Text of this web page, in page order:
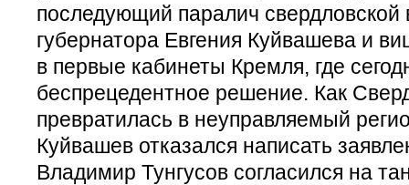
последующий паралич свердловской
губернатора Евгения Куйвашева и
в первые кабинеты Кремля, где
беспрецедентное решение. Как
превратилась в неуправляемый
Куйвашев отказался написать
Владимир Тунгусов согласился на